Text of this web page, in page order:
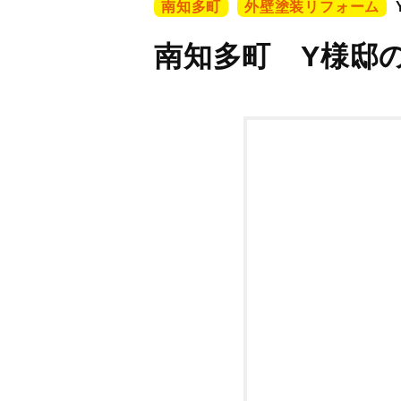
南知多町 外壁塗装リフォーム
南知多町 Y様邸